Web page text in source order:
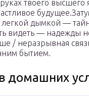
твоего
дымкой —
видеть — надежды
/ неразрывная
бытием.
домашних